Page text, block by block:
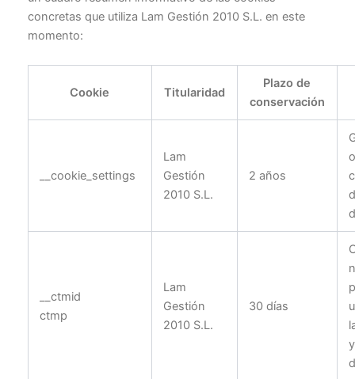
concretas que utiliza Lam Gestión 2010 S.L. en este
momento:
Cookie Titularidad
Plazo de
conservación
__cookie_settings
Lam
Gestión
2010 S.L.
2 años
__ctmid
ctmp
Lam
Gestión
2010 S.L.
30 días